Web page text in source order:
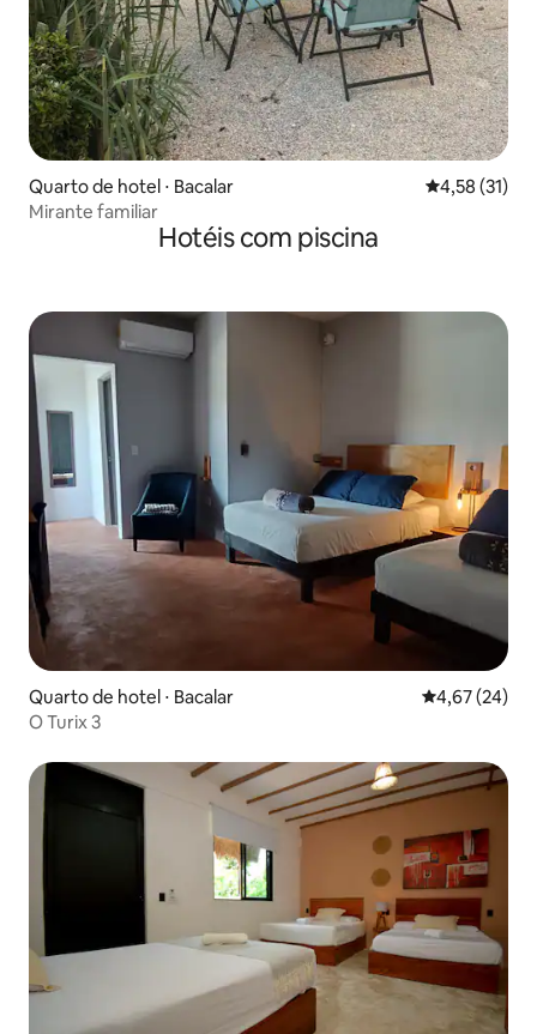
Quarto de hotel ⋅ Bacalar 4,58 de uma
4,58 (31)
Mirante familiar
Hotéis com piscina
Quarto de hotel ⋅ Bacalar 4,67 de uma
4,67 (24)
O Turix 3